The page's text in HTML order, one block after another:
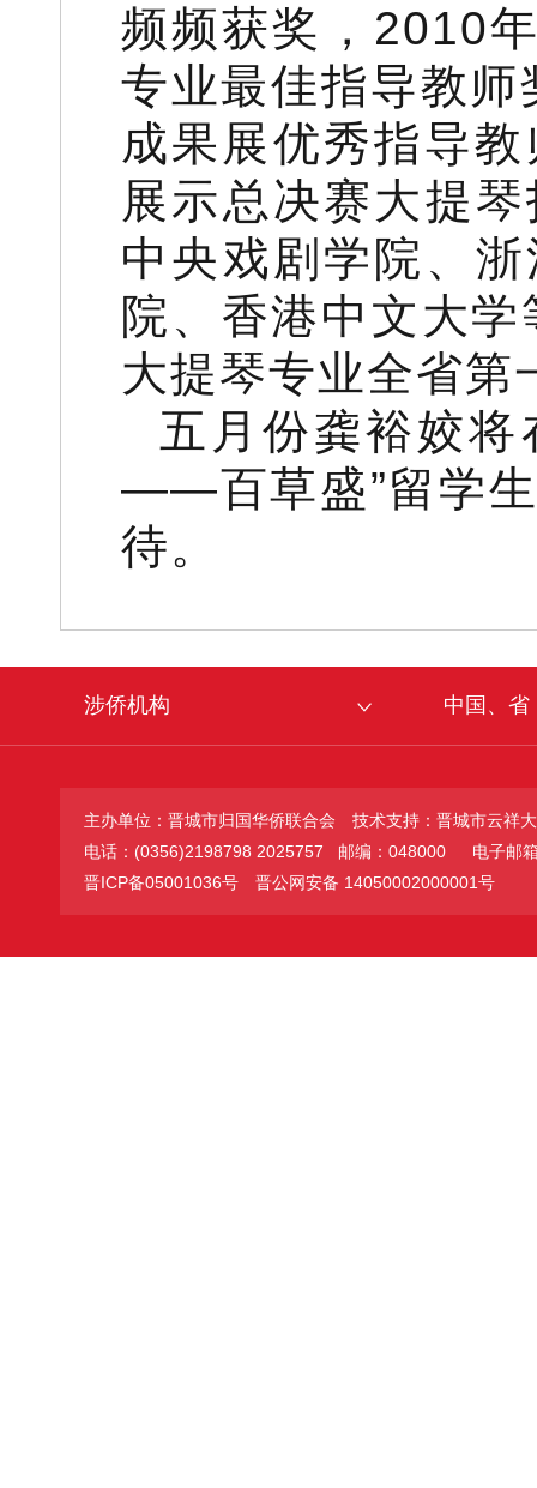
频频获奖，2010
专业最佳指导教师
成果展优秀指导
展示总决赛大提
中央戏剧学院、
院、香港中文大
大提琴专业全省第
五月份龚裕姣将
——百草盛”留学生
待。
涉侨机构 中国、省
主办单位：晋城市归国华侨联合会
技术支持：晋城市云祥
电话：(0356)2198798 2025757 邮编：048000
电子邮
晋ICP备05001036号
晋公网安备 14050002000001号